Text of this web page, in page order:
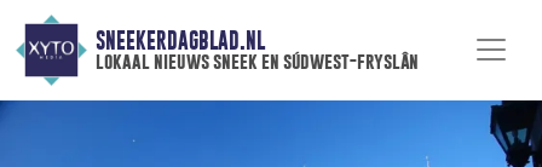
SNEEKERDAGBLAD.NL
lokaal nieuws sneek en súdwest-fryslân